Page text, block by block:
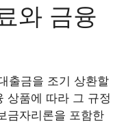
와 금융
출금을 조기 상환할
상품에 따라 그 규정
금자리론을 포함한